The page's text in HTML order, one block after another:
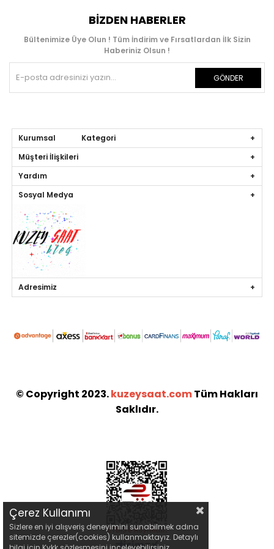
BIZDEN HABERLER
Bültenimize Üye Olun ! Tüm İndirim ve Fırsatlardan İlk Sizin
Haberiniz Olsun !
GÖNDER
Kurumsal Kategori
Müşteri İlişkileri
Yardım
Sosyal Medya
Adresimiz
© Copyright 2023.kuzeysaat.comTüm Hakları
Saklıdır.
Çerez Kullanımı
Sizlere en iyi alışveriş deneyimini sunabilmek adına
sitemizde çerezler(cookies) kullanmaktayız. Detaylı